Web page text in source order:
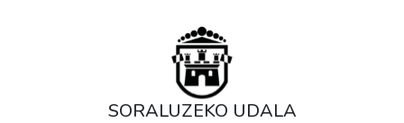
SORALUZEKO UDALA